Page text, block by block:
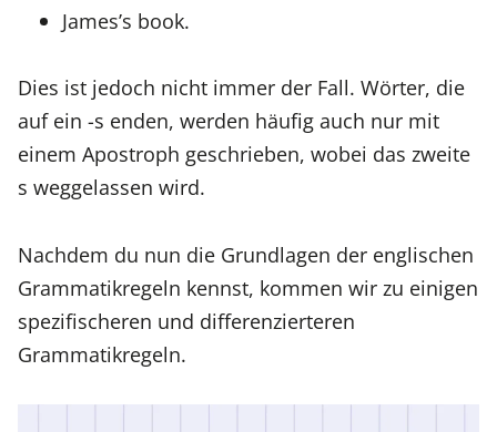
James’s book.
Dies ist jedoch nicht immer der Fall. Wörter, die
auf ein -s enden, werden häufig auch nur mit
einem Apostroph geschrieben, wobei das zweite
s weggelassen wird.
Nachdem du nun die Grundlagen der englischen
Grammatikregeln kennst, kommen wir zu einigen
spezifischeren und differenzierteren
Grammatikregeln.